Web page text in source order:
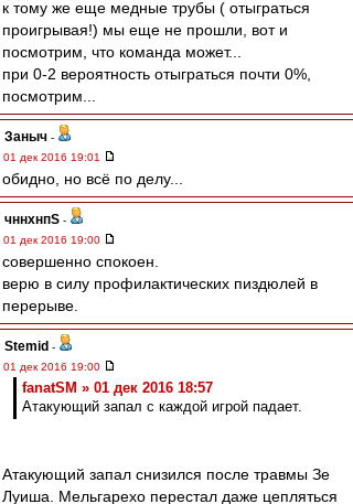
к тому же еще медные трубы ( отыграться
проигрывая!) мы еще не прошли, вот и
посмотрим, что команда может...
при 0-2 вероятность отыграться почти 0%,
посмотрим...
Заныч -
01 дек 2016 19:01
обидно, но всё по делу...
чннхнпS -
01 дек 2016 19:00
совершенно спокоен.
верю в силу профилактических пиздюлей в
перерыве.
Stemid -
01 дек 2016 19:00
fanatSM » 01 дек 2016 18:57
Атакующий запал с каждой игрой падает.
Атакующий запал снизился после травмы Зе
Луиша. Мельгарехо перестал даже цепляться